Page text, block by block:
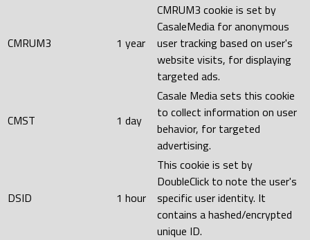
CMRUM3 1 year
CMRUM3 cookie is set by
CasaleMedia for anonymous
user tracking based on user's
website visits, for displaying
targeted ads.
CMST 1 day
Casale Media sets this cookie
to collect information on user
behavior, for targeted
advertising.
DSID 1 hour
This cookie is set by
DoubleClick to note the user's
specific user identity. It
contains a hashed/encrypted
unique ID.